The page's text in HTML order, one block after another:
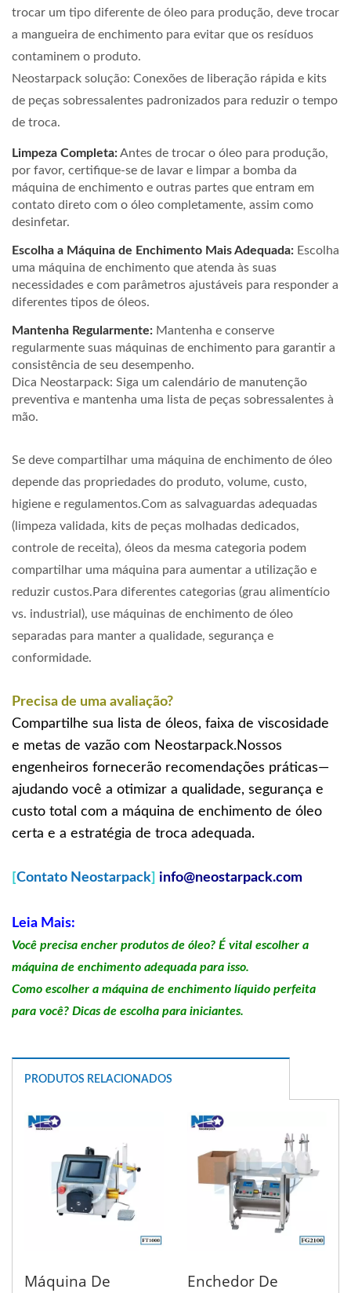
trocar um tipo diferente de óleo para produção, deve trocar
a mangueira de enchimento para evitar que os resíduos
contaminem o produto.
Neostarpack solução: Conexões de liberação rápida e kits
de peças sobressalentes padronizados para reduzir o tempo
de troca.
Limpeza Completa:Antes de trocar o óleo para produção,
por favor, certifique-se de lavar e limpar a bomba da
máquina de enchimento e outras partes que entram em
contato direto com o óleo completamente, assim como
desinfetar.
Escolha a Máquina de Enchimento Mais Adequada: Escolha
uma máquina de enchimento que atenda às suas
necessidades e com parâmetros ajustáveis para responder a
diferentes tipos de óleos.
Mantenha Regularmente: Mantenha e conserve
regularmente suas máquinas de enchimento para garantir a
consistência de seu desempenho.
Dica Neostarpack: Siga um calendário de manutenção
preventiva e mantenha uma lista de peças sobressalentes à
mão.
Se deve compartilhar uma máquina de enchimento de óleo
depende das propriedades do produto, volume, custo,
higiene e regulamentos.Com as salvaguardas adequadas
(limpeza validada, kits de peças molhadas dedicados,
controle de receita), óleos da mesma categoria podem
compartilhar uma máquina para aumentar a utilização e
reduzir custos.Para diferentes categorias (grau alimentício
vs. industrial), use máquinas de enchimento de óleo
separadas para manter a qualidade, segurança e
conformidade.
Precisa de uma avaliação?
Compartilhe sua lista de óleos, faixa de viscosidade
e metas de vazão com Neostarpack.Nossos
engenheiros fornecerão recomendações práticas—
ajudando você a otimizar a qualidade, segurança e
custo total com a máquina de enchimento de óleo
certa e a estratégia de troca adequada.
[Contato Neostarpack] info@neostarpack.com
Leia Mais:
Você precisa encher produtos de óleo? É vital escolher a
máquina de enchimento adequada para isso.
Como escolher a máquina de enchimento líquido perfeita
para você? Dicas de escolha para iniciantes.
PRODUTOS RELACIONADOS
Máquina De
Enchedor De